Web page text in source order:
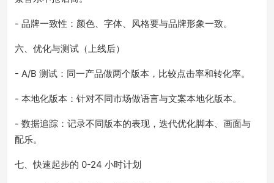
- 品牌一致性：颜色、字体、风格要与品牌形象一致。
六、优化与测试（上线后）
- A/B 测试：同一产品做两个版本，比较点击率和转化率。
- 本地化版本：针对不同市场做语言与文案本地化版本。
- 数据追踪：记录不同版本的表现，迭代优化脚本、画面与
配乐。
七、快速起步的 0-24 小时计划